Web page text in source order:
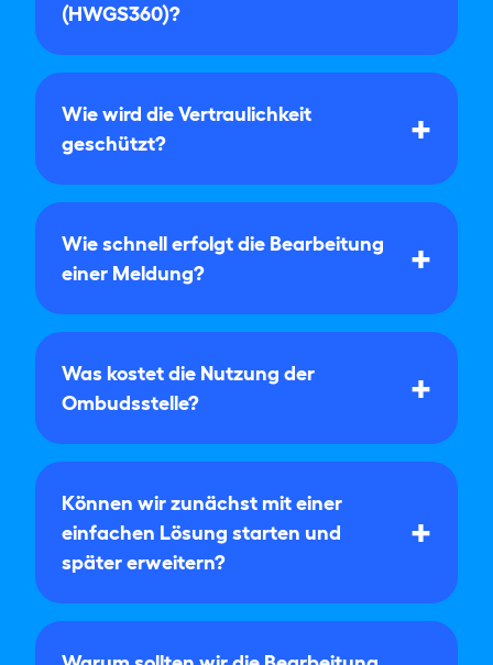
(HWGS360)?
Wie wird die Vertraulichkeit
geschützt?
Wie schnell erfolgt die Bearbeitung
einer Meldung?
Was kostet die Nutzung der
Ombudsstelle?
Können wir zunächst mit einer
einfachen Lösung starten und
später erweitern?